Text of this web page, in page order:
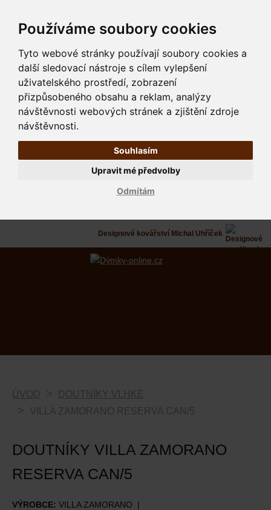
Používáme soubory cookies
Tyto webové stránky používají soubory cookies a
další sledovací nástroje s cílem vylepšení
uživatelského prostředí, zobrazení
přizpůsobeného obsahu a reklam, analýzy
návštěvnosti webových stránek a zjištění zdroje
návštěvnosti.
Souhlasím
Odmítám
Upravit mé předvolby
Designové kovářství Michal Uhříček
ÚVOD
DOUTNÍKY VLHKÉ
VILLA ZAMORANO RESERVA CAN/5
DOUTNÍKY VILLA ZAMORANO
RESERVA CAN/5
VÝROBCE: VILLA ZAMORANO